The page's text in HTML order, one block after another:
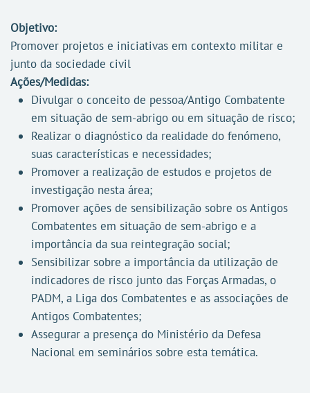
Objetivo:
Promover projetos e iniciativas em contexto militar e
junto da sociedade civil
Ações/Medidas:
Divulgar o conceito de pessoa/Antigo Combatente
em situação de sem-abrigo ou em situação de risco;
Realizar o diagnóstico da realidade do fenómeno,
suas características e necessidades;
Promover a realização de estudos e projetos de
investigação nesta área;
Promover ações de sensibilização sobre os Antigos
Combatentes em situação de sem-abrigo e a
importância da sua reintegração social;
Sensibilizar sobre a importância da utilização de
indicadores de risco junto das Forças Armadas, o
PADM, a Liga dos Combatentes e as associações de
Antigos Combatentes;
Assegurar a presença do Ministério da Defesa
Nacional em seminários sobre esta temática.